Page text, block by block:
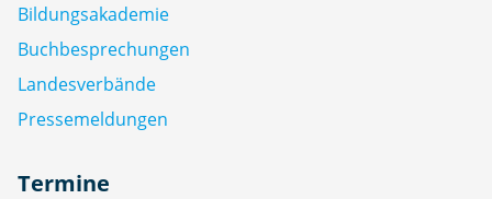
Bildungsakademie
Buchbesprechungen
Landesverbände
Pressemeldungen
Termine